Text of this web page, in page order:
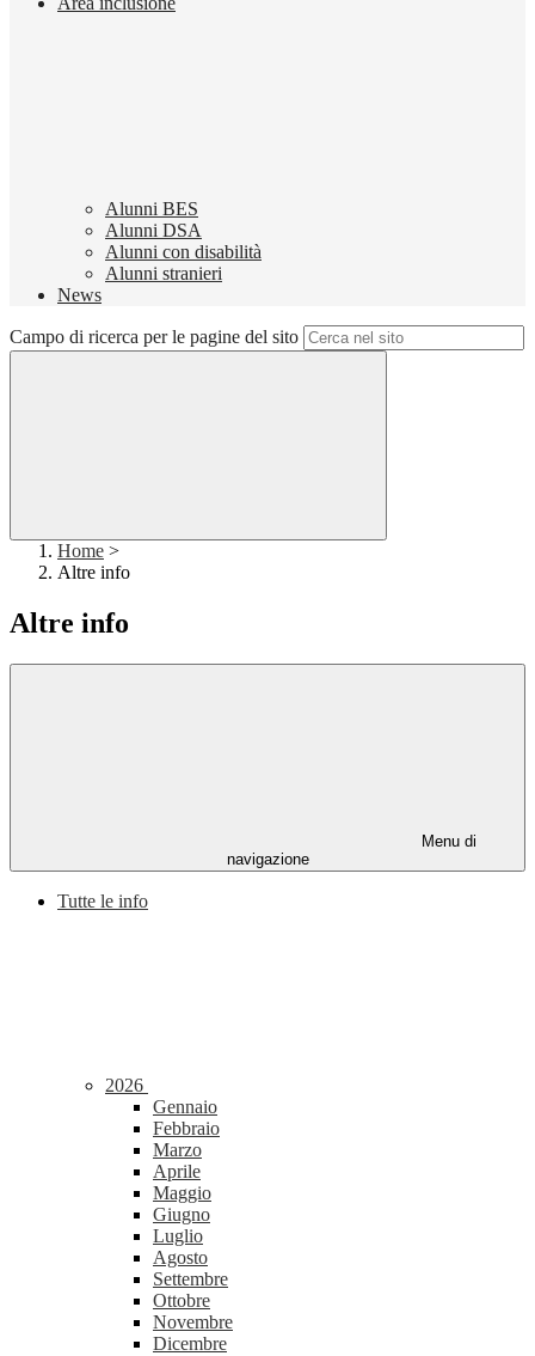
Alunni BES
Alunni DSA
Alunni con disabilità
Alunni stranieri
News
Campo di ricerca per le pagine del sito
Home >
Altre info
Altre info
Menu di
navigazione
Tutte le info
2026
Gennaio
Febbraio
Marzo
Aprile
Maggio
Giugno
Luglio
Agosto
Settembre
Ottobre
Novembre
Dicembre